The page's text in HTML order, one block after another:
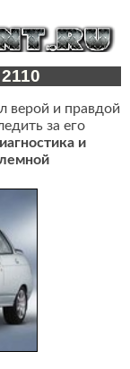
верой и правдой
за его
и